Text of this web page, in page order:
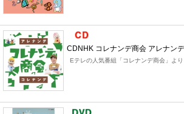
CDNHK コレナンデ商会 アレナン
Eテレの人気番組「コレナンデ商会」より